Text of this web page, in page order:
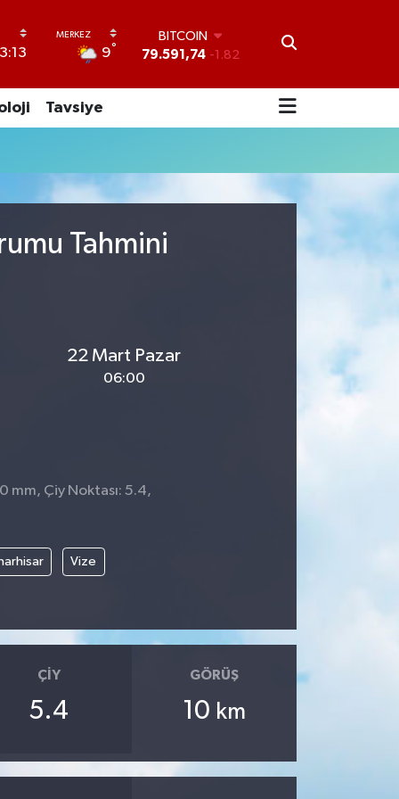
9°
BITCOIN
79.591,74 -1.82
45,43620 0.02
53,38690 0.19
6862,09000 0.19
14.598,00
Tavsiye
Tahmini
22 Mart Pazar
06:00
mm, Çiy Noktası: 5.4,
Vize
ÇIY
5.4
GÖRÜŞ
10 km